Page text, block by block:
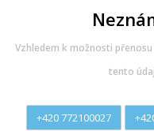
Vzhledem k možnosti
tento
+420 772100027